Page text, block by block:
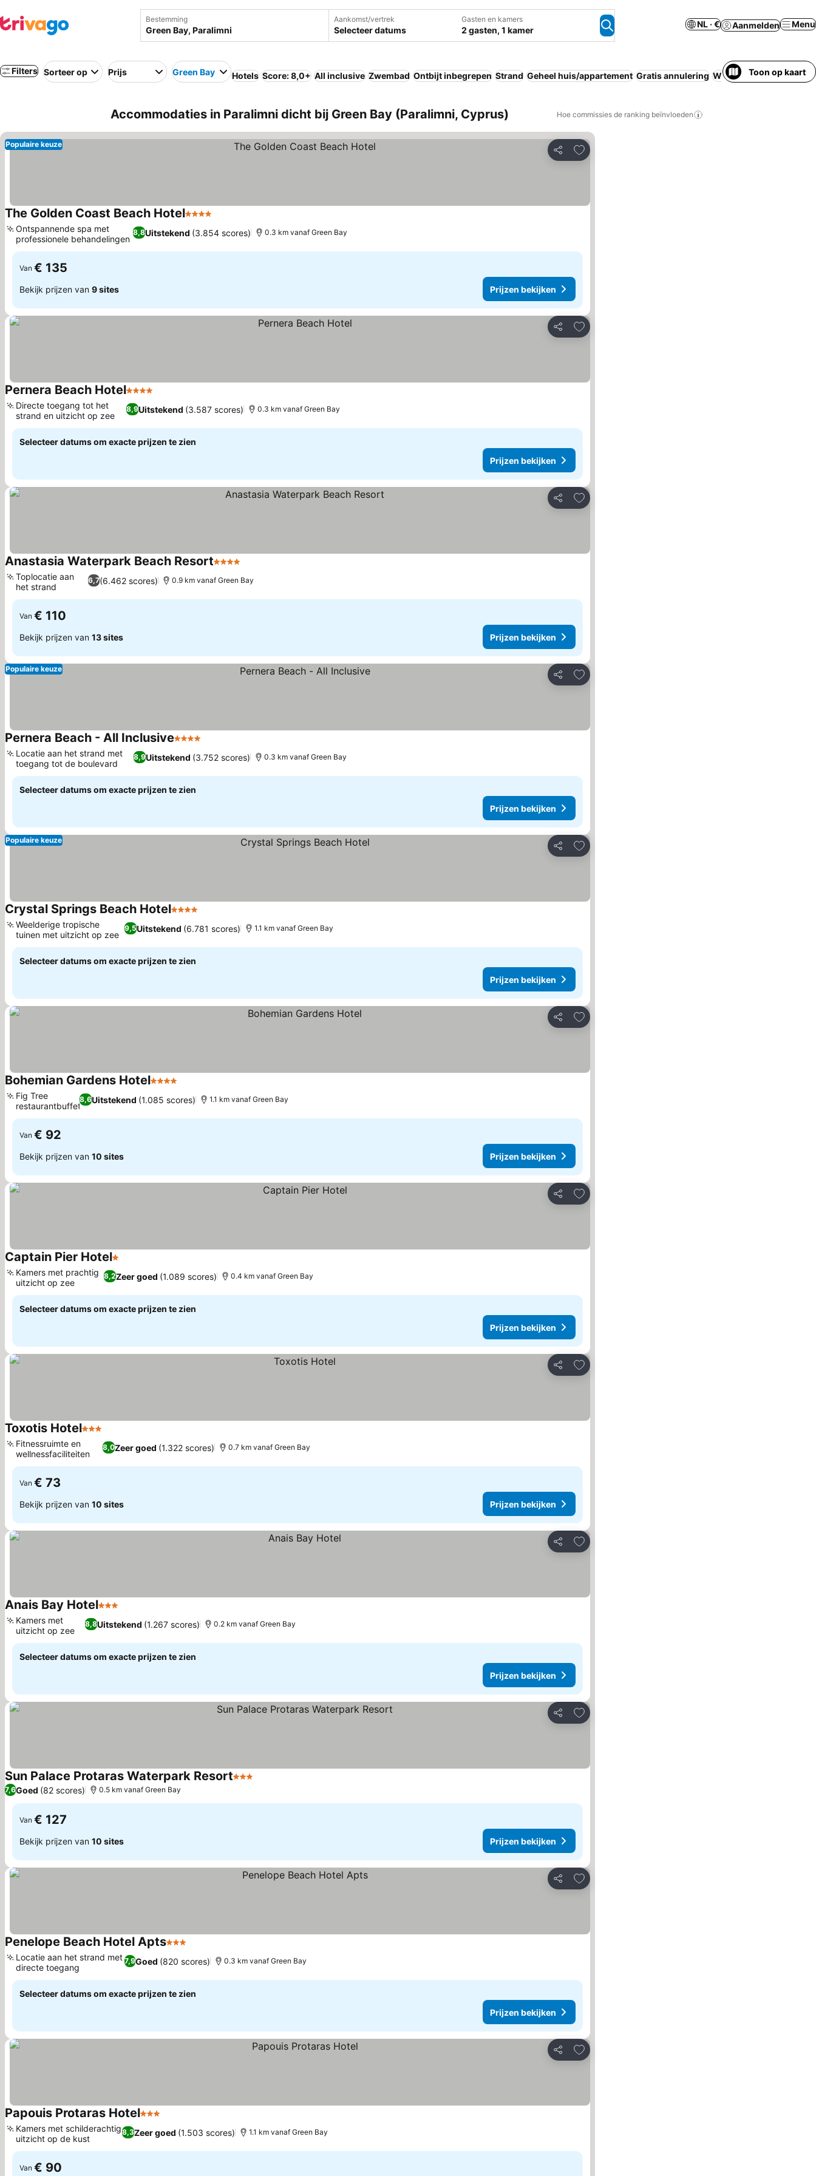
Bestemming Aankomst/vertrek
Selecteer datums
Gasten en kamers
2 gasten, 1 kamer
NL · € Aanmelden Menu
Filters Sorteer op Prijs Green Bay Hotels Score: 8,0+ All inclusive Zwembad Ontbijt inbegrepen Strand Geheel huis/appartement Gratis annulering Wifi Halfpension
Toon op kaart
Accommodaties in Paralimni dicht bij Green Bay (Paralimni, Cyprus) Hoe commissies de ranking beïnvloeden
Delen
Toevoegen aan favorieten
Populaire keuze
The Golden Coast Beach Hotel4 Sterren
8,8Uitstekend (3.854 scores)
Ontspannende spa met
professionele behandelingen
0.3 km vanaf Green Bay
Van € 135
Bekijk prijzen van 9 sites Prijzen bekijken
Delen
Toevoegen aan favorieten
Pernera Beach Hotel4 Sterren
8,9Uitstekend (3.587 scores)
Directe toegang tot het
strand en uitzicht op zee
0.3 km vanaf Green Bay
Selecteer datums om exacte prijzen te zien
Prijzen bekijken
Delen
Toevoegen aan favorieten
Anastasia Waterpark Beach Resort4 Sterren
6,7(6.462 scores)
Toplocatie aan
het strand
0.9 km vanaf Green Bay
Van € 110
Bekijk prijzen van 13 sites Prijzen bekijken
Delen
Toevoegen aan favorieten
Populaire keuze
Pernera Beach - All Inclusive4 Sterren
8,9Uitstekend (3.752 scores)
Locatie aan het strand met
toegang tot de boulevard
0.3 km vanaf Green Bay
Selecteer datums om exacte prijzen te zien
Prijzen bekijken
Delen
Toevoegen aan favorieten
Populaire keuze
Crystal Springs Beach Hotel4 Sterren
9,5Uitstekend (6.781 scores)
Weelderige tropische
tuinen met uitzicht op zee
1.1 km vanaf Green Bay
Selecteer datums om exacte prijzen te zien
Prijzen bekijken
Delen
Toevoegen aan favorieten
Bohemian Gardens Hotel4 Sterren
8,6Uitstekend (1.085 scores)
Fig Tree
restaurantbuffet
1.1 km vanaf Green Bay
Van € 92
Bekijk prijzen van 10 sites Prijzen bekijken
Delen
Toevoegen aan favorieten
Captain Pier Hotel1 Sterren
8,2Zeer goed (1.089 scores)
Kamers met prachtig
uitzicht op zee
0.4 km vanaf Green Bay
Selecteer datums om exacte prijzen te zien
Prijzen bekijken
Delen
Toevoegen aan favorieten
Toxotis Hotel3 Sterren
8,0Zeer goed (1.322 scores)
Fitnessruimte en
wellnessfaciliteiten
0.7 km vanaf Green Bay
Van € 73
Bekijk prijzen van 10 sites Prijzen bekijken
Delen
Toevoegen aan favorieten
Anais Bay Hotel3 Sterren
8,8Uitstekend (1.267 scores)
Kamers met
uitzicht op zee
0.2 km vanaf Green Bay
Selecteer datums om exacte prijzen te zien
Prijzen bekijken
Delen
Toevoegen aan favorieten
Sun Palace Protaras Waterpark Resort3 Sterren
7,6Goed (82 scores) 0.5 km vanaf Green Bay
Van € 127
Bekijk prijzen van 10 sites Prijzen bekijken
Delen
Toevoegen aan favorieten
Penelope Beach Hotel Apts3 Sterren
7,9Goed (820 scores)
Locatie aan het strand met
directe toegang
0.3 km vanaf Green Bay
Selecteer datums om exacte prijzen te zien
Prijzen bekijken
Delen
Toevoegen aan favorieten
Papouis Protaras Hotel3 Sterren
8,3Zeer goed (1.503 scores)
Kamers met schilderachtig
uitzicht op de kust
1.1 km vanaf Green Bay
Van € 90